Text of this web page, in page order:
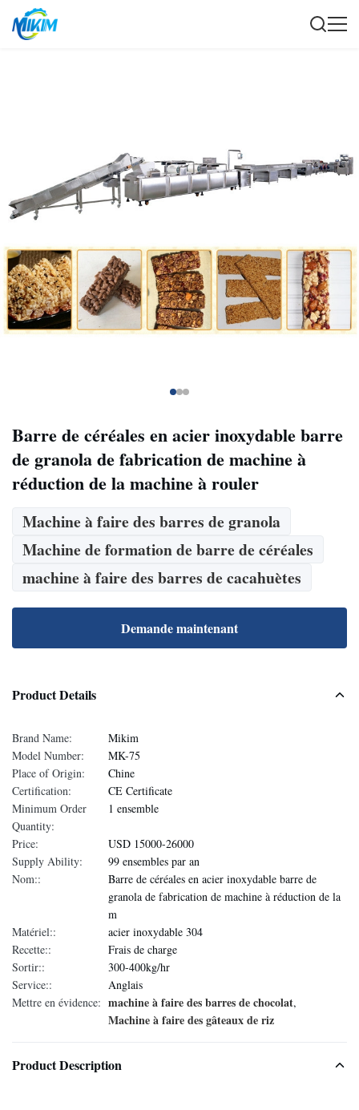
Barre de céréales en acier inoxydable barre
de granola de fabrication de machine à
réduction de la machine à rouler
Machine à faire des barres de granola
Machine de formation de barre de céréales
machine à faire des barres de cacahuètes
Demande maintenant
Product Details
Brand Name:
Mikim
Model Number:
MK-75
Place of Origin:
Chine
Certification:
CE Certificate
Minimum Order
Quantity:
1 ensemble
Price:
USD 15000-26000
Supply Ability:
99 ensembles par an
Nom::
Barre de céréales en acier inoxydable barre de
granola de fabrication de machine à réduction de la
m
Matériel::
acier inoxydable 304
Recette::
Frais de charge
Sortir::
300-400kg/hr
Service::
Anglais
Mettre en évidence: machine à faire des barres de chocolat,
Machine à faire des gâteaux de riz
Product Description